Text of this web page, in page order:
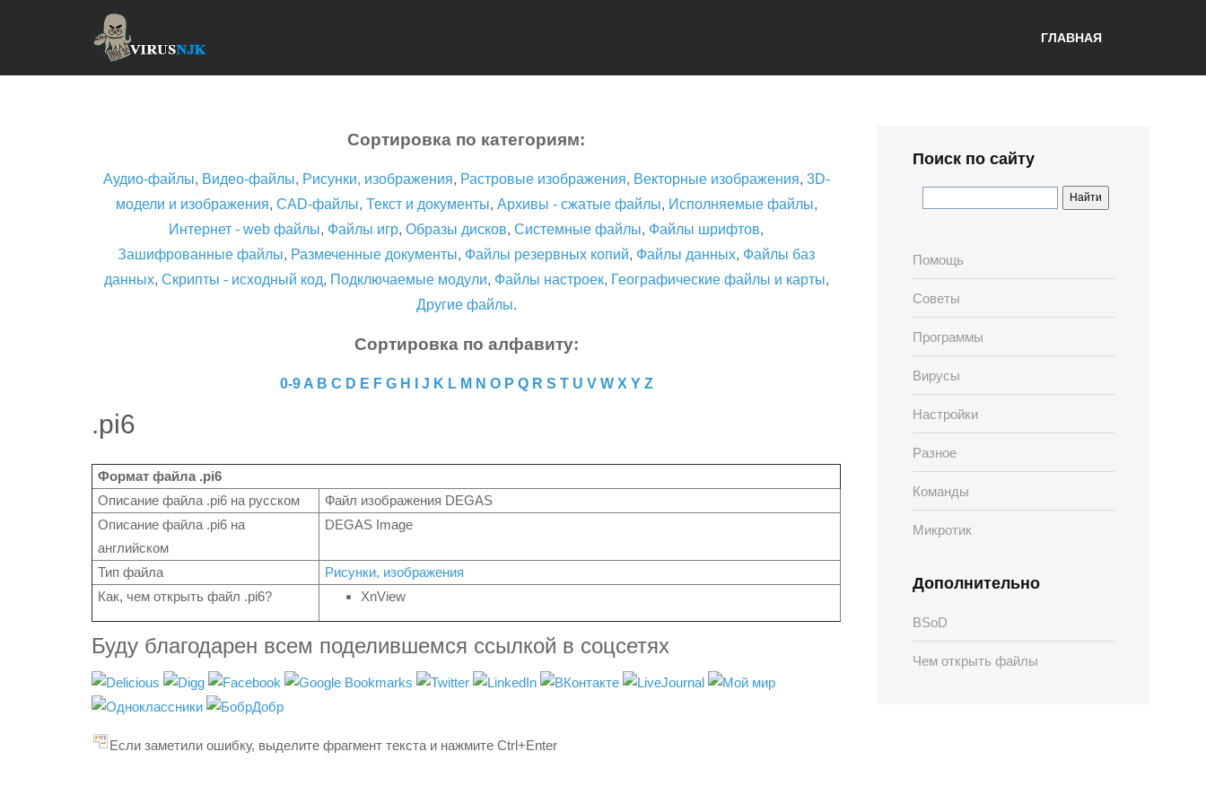
ГЛАВНАЯ
Сортировка по категориям:
Аудио-файлы, Видео-файлы, Рисунки, изображения, Растровые изображения, Векторные изображения, 3D-
модели и изображения, CAD-файлы, Текст и документы, Архивы - сжатые файлы, Исполняемые файлы,
Интернет - web файлы, Файлы игр, Образы дисков, Системные файлы, Файлы шрифтов,
Зашифрованные файлы, Размеченные документы, Файлы резервных копий, Файлы данных, Файлы баз
данных, Скрипты - исходный код, Подключаемые модули, Файлы настроек, Географические файлы и карты,
Другие файлы.
Сортировка по алфавиту:
0-9 A B C D E F G H J K L M N O P Q R S T U V W X Y Z
.pi6
Формат файла .pi6
Описание файла .pi6 на русском
Файл изображения DEGAS
Описание файла .pi6 на
английском
DEGAS Image
Тип файла
Рисунки, изображения
Как, чем открыть файл .pi6?
XnView
Буду благодарен всем поделившемся ссылкой в соцсетях
Если заметили ошибку, выделите фрагмент текста и нажмите Ctrl+Enter
Поиск по сайту
Помощь
Советы
Программы
Вирусы
Настройки
Разное
Команды
Микротик
Дополнительно
BSoD
Чем открыть файлы